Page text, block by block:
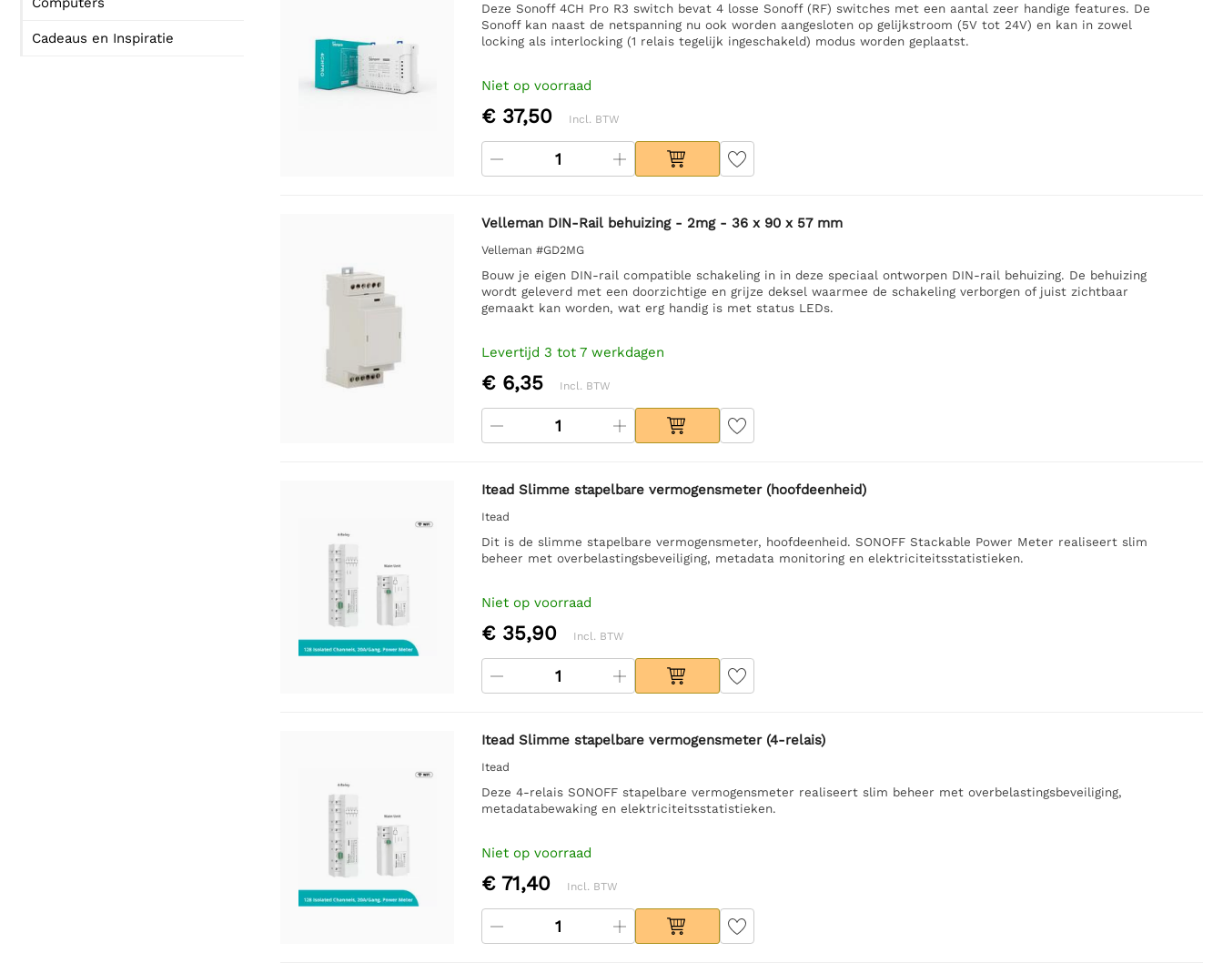
Cadeaus en Inspiratie
Deze Sonoff 4CH Pro R3 switch bevat 4 losse Sonoff (RF) switches met een aantal zeer handige features. De
Sonoff kan naast de netspanning nu ook worden aangesloten op gelijkstroom (5V tot 24V) en kan in zowel
locking als interlocking (1 relais tegelijk ingeschakeld) modus worden geplaatst.
Niet op voorraad
€ 37,50 Incl. BTW
Velleman DIN-Rail behuizing - 2mg - 36 x 90 x 57 mm
Velleman #GD2MG
Bouw je eigen DIN-rail compatible schakeling in in deze speciaal ontworpen DIN-rail behuizing. De behuizing
wordt geleverd met een doorzichtige en grijze deksel waarmee de schakeling verborgen of juist zichtbaar
gemaakt kan worden, wat erg handig is met status LEDs.
Levertijd 3 tot 7 werkdagen
€ 6,35 Incl. BTW
Itead Slimme stapelbare vermogensmeter (hoofdeenheid)
Itead
Dit is de slimme stapelbare vermogensmeter, hoofdeenheid. SONOFF Stackable Power Meter realiseert slim
beheer met overbelastingsbeveiliging, metadata monitoring en elektriciteitsstatistieken.
Niet op voorraad
€ 35,90 Incl. BTW
Itead Slimme stapelbare vermogensmeter (4-relais)
Itead
Deze 4-relais SONOFF stapelbare vermogensmeter realiseert slim beheer met overbelastingsbeveiliging,
metadatabewaking en elektriciteitsstatistieken.
Niet op voorraad
€ 71,40 Incl. BTW